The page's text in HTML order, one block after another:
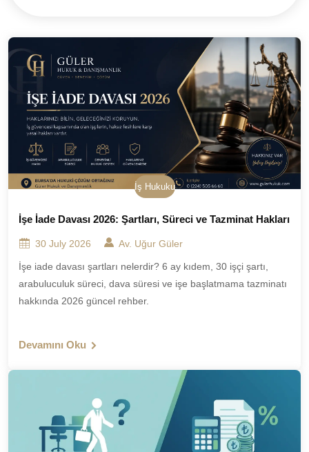
İş Hukuku
İşe İade Davası 2026: Şartları, Süreci ve Tazminat Hakları
30 July 2026 Av. Uğur Güler
İşe iade davası şartları nelerdir? 6 ay kıdem, 30 işçi şartı,
arabuluculuk süreci, dava süresi ve işe başlatmama tazminatı
hakkında 2026 güncel rehber.
Devamını Oku